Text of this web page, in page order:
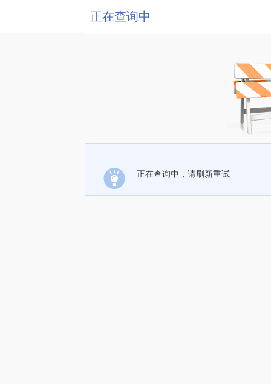
正在查询中
正在查询中，请刷新重试